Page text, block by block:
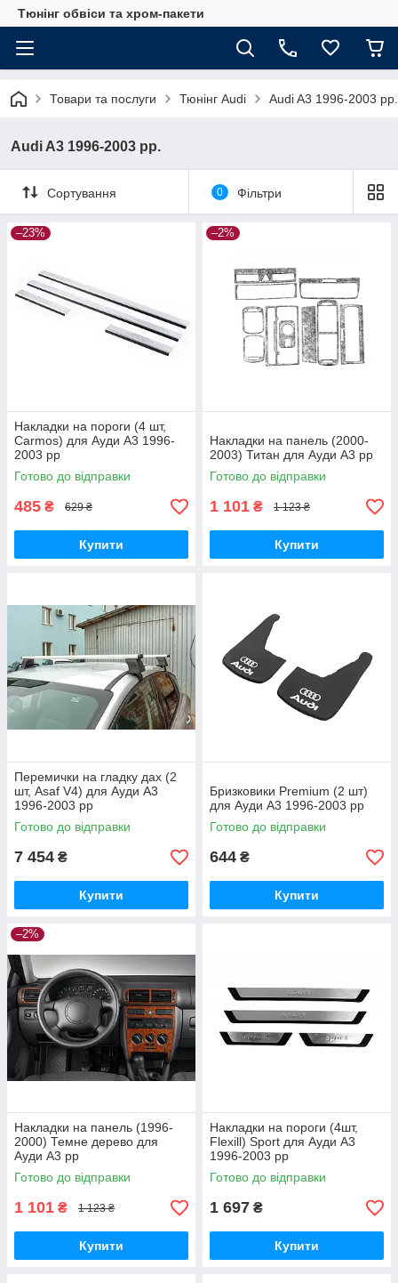
Тюнінг обвіси та хром-пакети
Товари та послуги Тюнінг Audi Audi A3 1996-2003 рр.
Audi A3 1996-2003 рр.
Сортування 0 Фільтри
–23%
Накладки на пороги (4 шт,
Carmos) для Ауди A3 1996-
2003 рр
Готово до відправки
485 ₴ 629 ₴
Купити
–2%
Накладки на панель (2000-
2003) Титан для Ауди A3 рр
Готово до відправки
1 101 ₴ 1 123 ₴
Купити
Перемички на гладку дах (2
шт, Asaf V4) для Ауди A3
1996-2003 рр
Готово до відправки
7 454 ₴
Купити
Бризковики Premium (2 шт)
для Ауди A3 1996-2003 рр
Готово до відправки
644 ₴
Купити
–2%
Накладки на панель (1996-
2000) Темне дерево для
Ауди A3 рр
Готово до відправки
1 101 ₴ 1 123 ₴
Купити
Накладки на пороги (4шт,
Flexill) Sport для Ауди A3
1996-2003 рр
Готово до відправки
1 697 ₴
Купити